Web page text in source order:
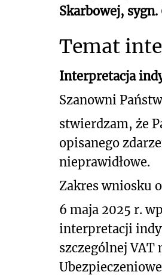
Skarbowej,
Temat
Interpretacja
Szanowni
stwierdzam, że
opisanego
nieprawidłowe.
Zakres wniosku
6 maja 2025 r.
interpretacji
szczególnej